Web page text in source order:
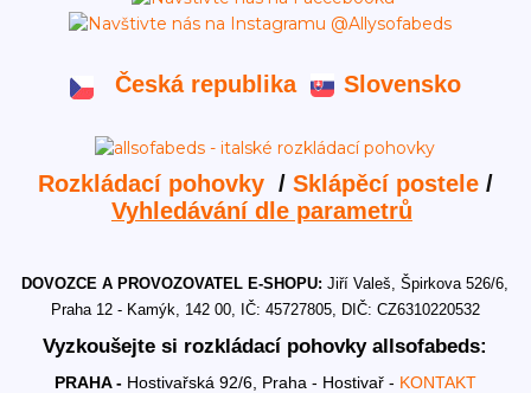
Česká republika Slovensko
Rozkládací pohovky / Sklápěcí postele/
Vyhledávání dle parametrů
DOVOZCE A PROVOZOVATEL E-SHOPU:Jiří Valeš, Špirkova 526/6,
Praha 12 - Kamýk, 142 00, IČ: 45727805, DIČ: CZ6310220532
Vyzkoušejte si rozkládací pohovky allsofabeds:
PRAHA - Hostivařská 92/6, Praha - Hostivař - KONTAKT